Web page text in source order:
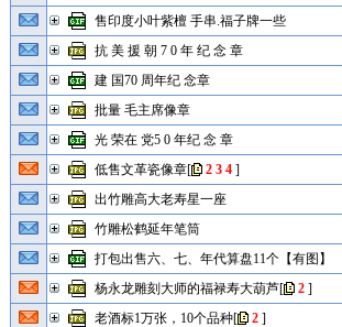
售印度小叶紫檀 手串.福子牌一些
抗 美 援 朝 7 0 年 纪 念 章
建 国70 周年纪 念章
批量 毛主席像章
光 荣在 党5 0 年纪 念 章
低售文革瓷像章[ 2 3 4]
出竹雕高大老寿星一座
竹雕松鹤延年笔筒
打包出售六、七、年代算盘11个【有图】
杨永龙雕刻大师的福禄寿大葫芦[ 2]
老酒标1万张，10个品种[ 2]